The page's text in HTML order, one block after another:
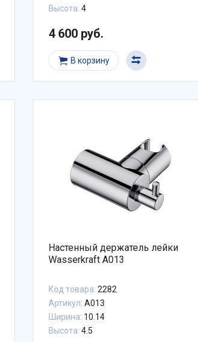
Высота: 4
4 600 руб.
В корзину
Настенный держатель лейки
Wasserkraft A013
Код товара: 2282
Артикул: A013
Ширина: 10.14
Высота: 4.5